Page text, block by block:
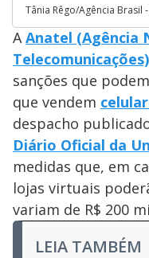
Tânia Rêgo/Agência Brasil
A Anatel (Agência
Telecomunicações)
sanções que
que vendem
despacho
Diário Oficial da
medidas que, em
lojas virtuais
variam de R$ 200
LEIA TAMBÉM